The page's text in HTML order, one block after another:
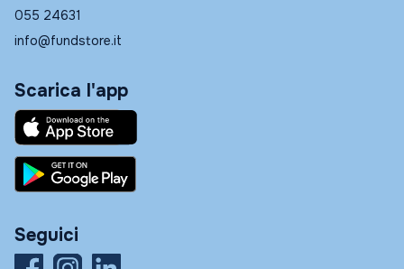
055 24631
info@fundstore.it
Scarica l'app
Seguici